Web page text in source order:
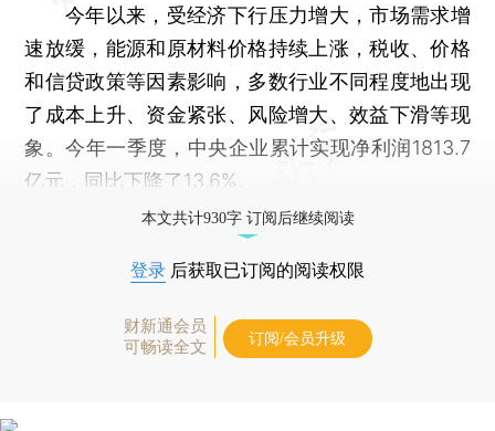
今年以来，受经济下行压力增大，市场需求增
速放缓，能源和原材料价格持续上涨，税收、价格
和信贷政策等因素影响，多数行业不同程度地出现
了成本上升、资金紧张、风险增大、效益下滑等现
象。今年一季度，中央企业累计实现净利润1813.7
亿元，同比下降了13.6%。
本文共计930字 订阅后继续阅读
登录 后获取已订阅的阅读权限
财新通会员
可畅读全文
订阅/会员升级